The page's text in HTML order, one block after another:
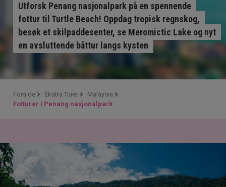
Utforsk Penang nasjonalpark på en spennende
fottur til Turtle Beach! Oppdag tropisk regnskog,
besøk et skilpaddesenter, se Meromictic Lake og nyt
en avsluttende båttur langs kysten
Forside Ekstra Turer
Malaysia
Fotturer i Penang nasjonalpark